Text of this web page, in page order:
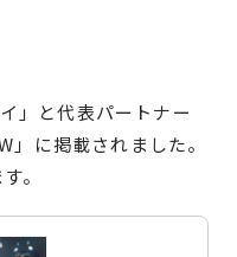
」と代表パートナー
」に掲載されました。
。